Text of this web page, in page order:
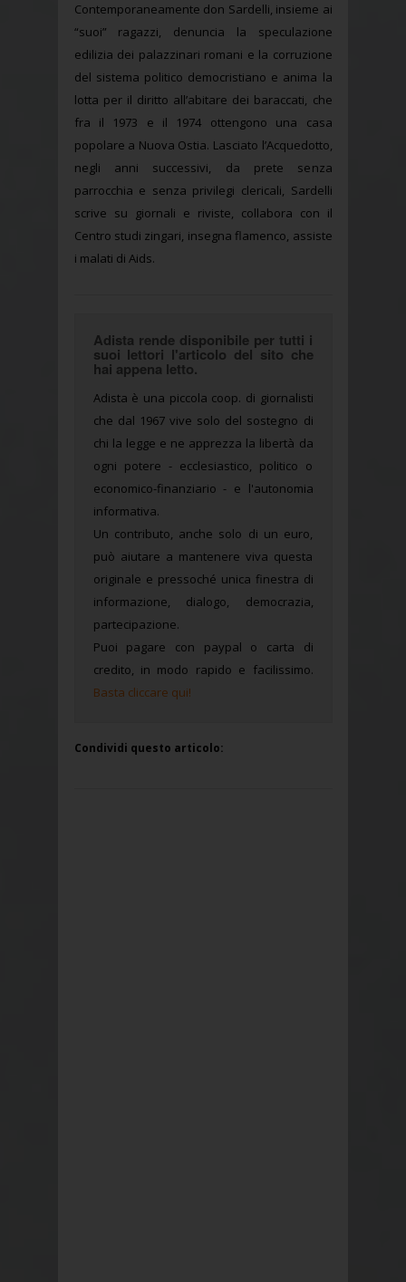
Contemporaneamente don Sardelli, insieme ai
“suoi” ragazzi, denuncia la speculazione
edilizia dei palazzinari romani e la corruzione
del sistema politico democristiano e anima la
lotta per il diritto all’abitare dei baraccati, che
fra il 1973 e il 1974 ottengono una casa
popolare a Nuova Ostia. Lasciato l’Acquedotto,
negli anni successivi, da prete senza
parrocchia e senza privilegi clericali, Sardelli
scrive su giornali e riviste, collabora con il
Centro studi zingari, insegna flamenco, assiste
i malati di Aids.
Adista rende disponibile per tutti i
suoi lettori l'articolo del sito che
hai appena letto.
Adista è una piccola coop. di giornalisti
che dal 1967 vive solo del sostegno di
chi la legge e ne apprezza la libertà da
ogni potere - ecclesiastico, politico o
economico-finanziario - e l'autonomia
informativa.
Un contributo, anche solo di un euro,
può aiutare a mantenere viva questa
originale e pressoché unica finestra di
informazione, dialogo, democrazia,
partecipazione.
Puoi pagare con paypal o carta di
credito, in modo rapido e facilissimo.
Basta cliccare qui!
Condividi questo articolo: